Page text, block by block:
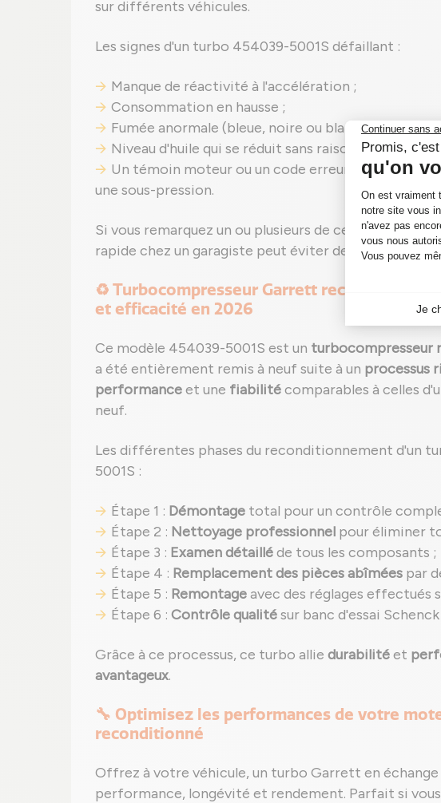
sur différents véhicules.
Les signes d'un turbo 454039-5001S défaillant :
Manque de réactivité à l'accélération ;
Consommation en hausse ;
Fumée anormale (bleue, noire ou blanche) et/ou
Niveau d'huile qui se réduit sans raison apparente
Un témoin moteur ou un code erreur peut
une sous-pression.
Si vous remarquez un ou plusieurs de ces signes, il
rapide chez un garagiste peut éviter des réparations
♻️ Turbocompresseur Garrett reconditionné :
et efficacité en 2026
Ce modèle 454039-5001S est un turbocompresseur
a été entièrement remis à neuf suite à un processus
performanceet une fiabilitécomparables à celles
neuf.
Les différentes phases du reconditionnement d'un
5001S :
Étape 1 : Démontage total pour un contrôle
Étape 2 : Nettoyage professionnel pour éliminer
Étape 3 : Examen détailléde tous les composants ;
Étape 4 : Remplacement des pièces abîmées par
Étape 5 : Remontageavec des réglages effectués
Étape 6 : Contrôle qualitésur banc d'essai
Grâce à ce processus, ce turbo allie durabilitéet
avantageux.
🔧 Optimisez les performances de votre
reconditionné
Offrez à votre véhicule, un turbo Garrett en
performance, longévité et rendement. Parfait si